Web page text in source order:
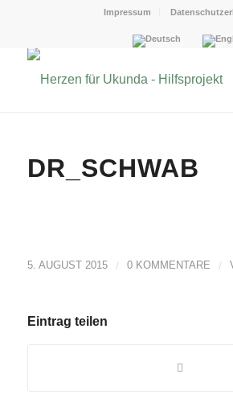
Impressum
DR_SCHWAB
5. AUGUST 2015 / 0 KOMMENTARE /
Eintrag teilen